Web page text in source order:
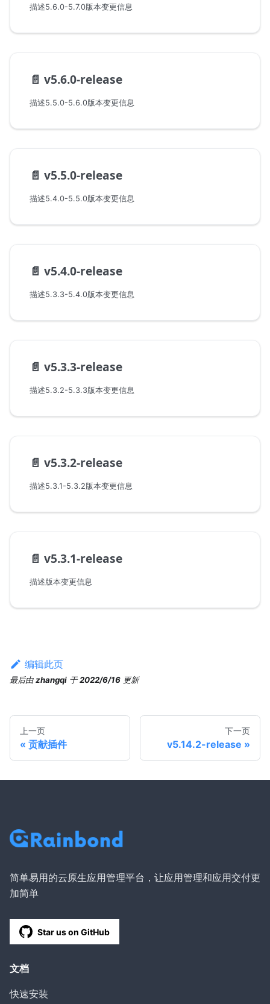
描述5.6.0-5.7.0版本变更信息
📄️ v5.6.0-release
描述5.5.0-5.6.0版本变更信息
📄️ v5.5.0-release
描述5.4.0-5.5.0版本变更信息
📄️ v5.4.0-release
描述5.3.3-5.4.0版本变更信息
📄️ v5.3.3-release
描述5.3.2-5.3.3版本变更信息
📄️ v5.3.2-release
描述5.3.1-5.3.2版本变更信息
📄️ v5.3.1-release
描述版本变更信息
编辑此页
最后由zhangqi 于2022/6/16 更新
上一页
贡献插件
下一页
v5.14.2-release
简单易用的云原生应用管理平台，让应用管理和应用交付更
加简单
Star us on GitHub
文档
快速安装